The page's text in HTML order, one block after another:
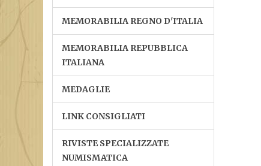
MEMORABILIA REGNO D'ITALIA
MEMORABILIA REPUBBLICA
ITALIANA
MEDAGLIE
LINK CONSIGLIATI
RIVISTE SPECIALIZZATE
NUMISMATICA